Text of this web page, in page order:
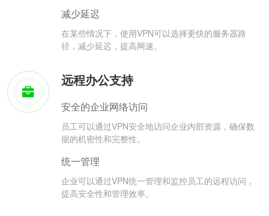
减少延迟
在某些情况下，使用VPN可以选择更快的服务器路
径，减少延迟，提高网速。
远程办公支持
安全的企业网络访问
员工可以通过VPN安全地访问企业内部资源，确保数
据的机密性和完整性。
统一管理
企业可以通过VPN统一管理和监控员工的远程访问，
提高安全性和管理效率。